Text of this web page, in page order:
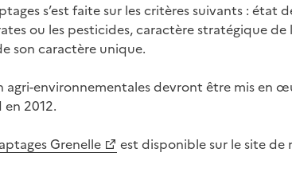
s’est faite sur les critères suivants : état
ou les pesticides, caractère stratégique de
son caractère unique.
agri-environnementales devront être mis en
2012.
Grenelle
est disponible sur le site de